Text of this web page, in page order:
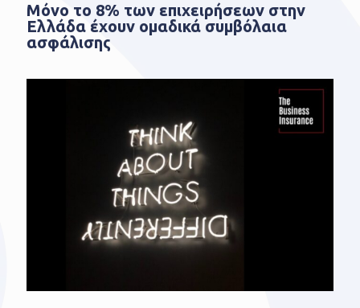
Μόνο το 8% των επιχειρήσεων στην
Ελλάδα έχουν ομαδικά συμβόλαια
ασφάλισης